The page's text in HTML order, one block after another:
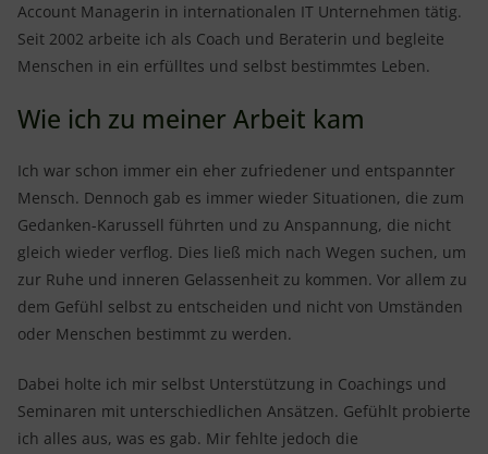
Account Managerin in internationalen IT Unternehmen tätig.
Seit 2002 arbeite ich als Coach und Beraterin und begleite
Menschen in ein erfülltes und selbst bestimmtes Leben.
Wie ich zu meiner Arbeit kam
Ich war schon immer ein eher zufriedener und entspannter
Mensch. Dennoch gab es immer wieder Situationen, die zum
Gedanken-Karussell führten und zu Anspannung, die nicht
gleich wieder verflog. Dies ließ mich nach Wegen suchen, um
zur Ruhe und inneren Gelassenheit zu kommen. Vor allem zu
dem Gefühl selbst zu entscheiden und nicht von Umständen
oder Menschen bestimmt zu werden.
Dabei holte ich mir selbst Unterstützung in Coachings und
Seminaren mit unterschiedlichen Ansätzen. Gefühlt probierte
ich alles aus, was es gab. Mir fehlte jedoch die